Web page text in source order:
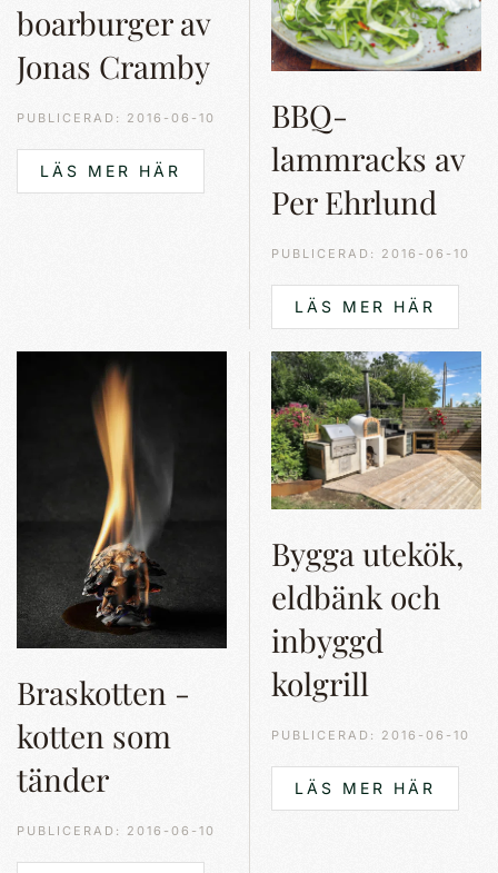
boarburger av
Jonas Cramby
PUBLICERAD: 2016-06-10
LÄS MER HÄR
BBQ-
lammracks av
Per Ehrlund
PUBLICERAD: 2016-06-10
LÄS MER HÄR
Braskotten -
kotten som
tänder
PUBLICERAD: 2016-06-10
Bygga utekök,
eldbänk och
inbyggd
kolgrill
PUBLICERAD: 2016-06-10
LÄS MER HÄR